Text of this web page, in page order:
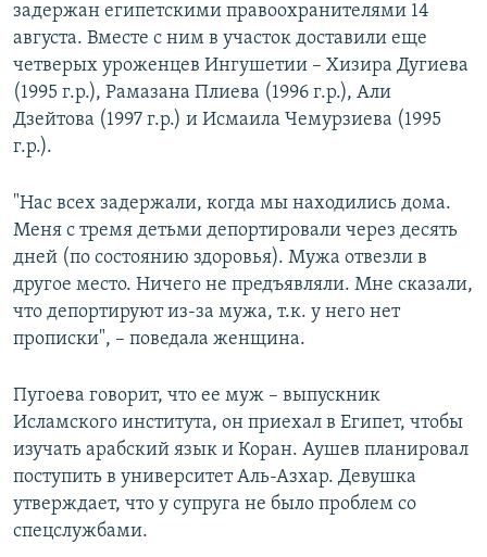
задержан египетскими правоохранителями 14
августа. Вместе с ним в участок доставили еще
четверых уроженцев Ингушетии – Хизира Дугиева
(1995 г.р.), Рамазана Плиева (1996 г.р.), Али
Дзейтова (1997 г.р.) и Исмаила Чемурзиева (1995
г.р.).
"Нас всех задержали, когда мы находились дома.
Меня с тремя детьми депортировали через десять
дней (по состоянию здоровья). Мужа отвезли в
другое место. Ничего не предъявляли. Мне сказали,
что депортируют из-за мужа, т.к. у него нет
прописки", – поведала женщина.
Пугоева говорит, что ее муж – выпускник
Исламского института, он приехал в Египет, чтобы
изучать арабский язык и Коран. Аушев планировал
поступить в университет Аль-Азхар. Девушка
утверждает, что у супруга не было проблем со
спецслужбами.